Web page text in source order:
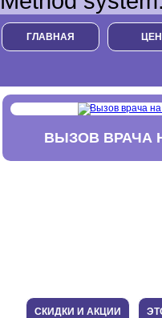
ГЛАВНАЯ
ВЫЗОВ ВРАЧА
СКИДКИ И АКЦИИ